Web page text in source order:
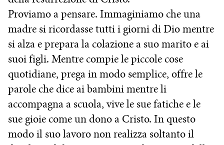
Proviamo a pensare. Immaginiamo che una
madre si ricordasse tutti i giorni di Dio mentre
si alza e prepara la colazione a suo marito e ai
suoi figli. Mentre compie le piccole cose
quotidiane, prega in modo semplice, offre le
parole che dice ai bambini mentre li
accompagna a scuola, vive le sue fatiche e le
sue gioie come un dono a Cristo. In questo
modo il suo lavoro non realizza soltanto il